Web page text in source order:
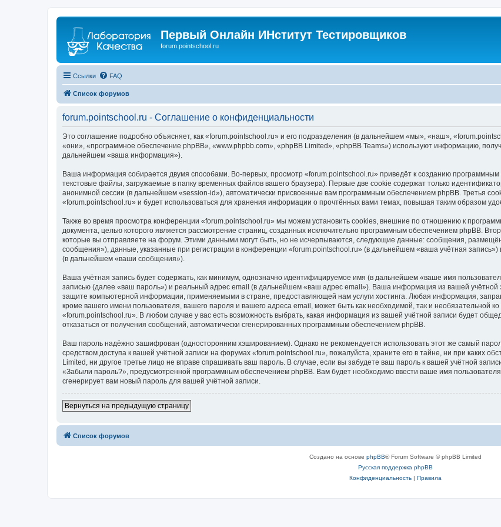
Первый Онлайн ИНститут Тестировщиков
forum.pointschool.ru
Ссылки FAQ
Список форумов
forum.pointschool.ru - Соглашение о конфиденциальности
Это соглашение подробно объясняет, как «forum.pointschool.ru» и его подразделения (в дальнейшем «мы», «наш»,
«они», «программное обеспечение phpBB», «www.phpbb.com», «phpBB Limited», «phpBB Teams») используют информацию,
дальнейшем «ваша информация»).
Ваша информация собирается двумя способами. Во-первых, просмотр «forum.pointschool.ru» приведёт к созданию
текстовые файлы, загружаемые в папку временных файлов вашего браузера). Первые две cookie содержат только
анонимной сессии (в дальнейшем «session-id»), автоматически присвоенные вам программным обеспечением phpBB. Третья
«forum.pointschool.ru» и будет использоваться для хранения информации о прочтённых вами темах, повышая таким образом
Также во время просмотра конференции «forum.pointschool.ru» мы можем установить cookies, внешние по отношению к
документа, целью которого является рассмотрение страниц, созданных исключительно программным обеспечением phpBB.
которые вы отправляете на форум. Этими данными могут быть, но не исчерпываются, следующие данные: сообщения,
сообщения»), данные, указанные при регистрации в конференции «forum.pointschool.ru» (в дальнейшем «ваша учётная
(в дальнейшем «ваши сообщения»).
Ваша учётная запись будет содержать, как минимум, однозначно идентифицируемое имя (в дальнейшем «ваше имя
записью (далее «ваш пароль») и реальный адрес email (в дальнейшем «ваш адрес email»). Ваша информация из вашей учётной
защите компьютерной информации, применяемыми в стране, предоставляющей нам услуги хостинга. Любая информация,
кроме вашего имени пользователя, вашего пароля и вашего адреса email, может быть как необходимой, так и необязательной
«forum.pointschool.ru». В любом случае у вас есть возможность выбрать, какая информация из вашей учётной записи будет
отказаться от получения сообщений, автоматически сгенерированных программным обеспечением phpBB.
Ваш пароль надёжно зашифрован (односторонним хэшированием). Однако не рекомендуется использовать этот же самый
средством доступа к вашей учётной записи на форумах «forum.pointschool.ru», пожалуйста, храните его в тайне, ни при каких
Limited, ни другое третье лицо не вправе спрашивать ваш пароль. В случае, если вы забудете ваш пароль к вашей учётной
«Забыли пароль?», предусмотренной программным обеспечением phpBB. Вам будет необходимо ввести ваше имя
сгенерирует вам новый пароль для вашей учётной записи.
Вернуться на предыдущую страницу
Список форумов
Создано на основе phpBB® Forum Software © phpBB Limited
Русская поддержка phpBB
Конфиденциальность| Правила